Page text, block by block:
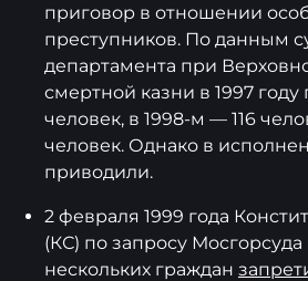
приговор в отношении
преступников. По данным
департамента при
смертной казни в 1997
человек, в 1998-м — 116
человек. Однако в
приводили.
2 февраля 1999 года
(КС) по запросу
нескольких граждан